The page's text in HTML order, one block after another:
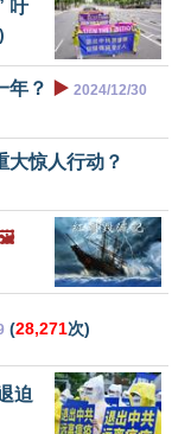
吁
年？ ▶️ 2024/12/30
大惊人行动？
(28,271次)
迫